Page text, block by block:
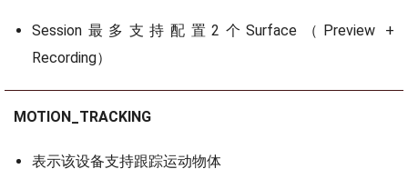
Session最多支持配置2个Surface（Preview +
Recording）
MOTION_TRACKING
表示该设备支持跟踪运动物体